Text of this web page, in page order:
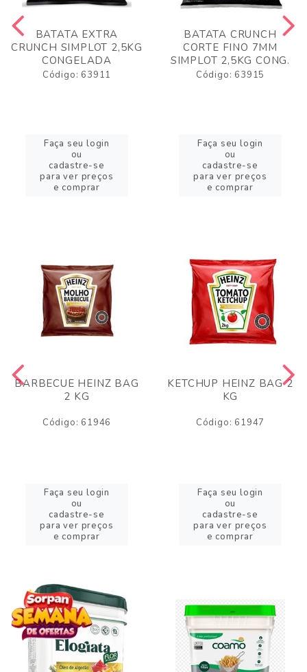
BATATA EXTRA
CRUNCH SIMPLOT 2,5KG
CONGELADA
Código: 63911
Faça seu login
ou
cadastre-se
para ver preços
e comprar
BATATA CRUNCH
CORTE FINO 7MM
SIMPLOT 2,5KG CONG.
Código: 63915
Faça seu login
ou
cadastre-se
para ver preços
e comprar
BARBECUE HEINZ BAG
2 KG
Código: 61946
Faça seu login
ou
cadastre-se
para ver preços
e comprar
KETCHUP HEINZ BAG 2
KG
Código: 61947
Faça seu login
ou
cadastre-se
para ver preços
e comprar